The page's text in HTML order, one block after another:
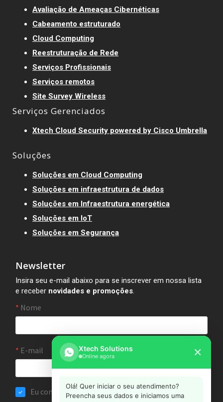
Avaliação de Ameaças Cibernéticas
Cabeamento estruturado
Cloud Computing
Reestruturação de Rede
Serviços Profissionais
Serviços remotos
Site Survey Wireless
Serviços Gerenciados
Xtech Cloud Security powered by Cisco Umbrella
Soluções
Soluções em Cloud Computing
Soluções em infraestrutura de dados
Soluções em Infraestrutura energética
Soluções em IoT
Soluções em Segurança
Newsletter
Insira seu e-mail abaixo para se inscrever em nossa lista
e receber novidades e promoções
Xtech Solutions
Online agora ✕
Olá! Quer iniciar o seu atendimento?
Preencha seus dados e iniciamos uma